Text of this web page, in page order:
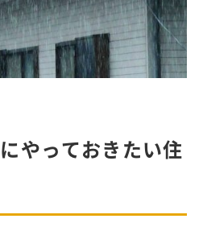
やっておきたい住